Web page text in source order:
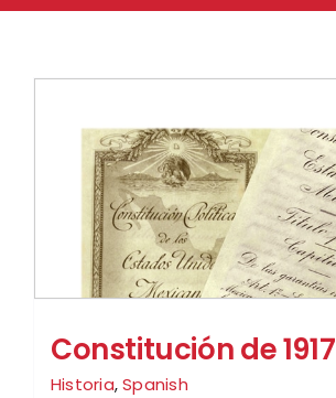
Constitución de 1917
Historia,Spanish